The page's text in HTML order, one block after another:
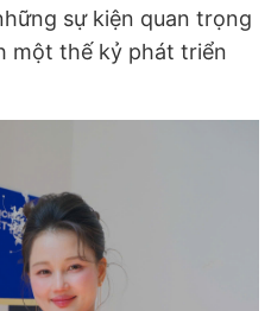
sự kiện quan trọng
một thế kỷ phát triển